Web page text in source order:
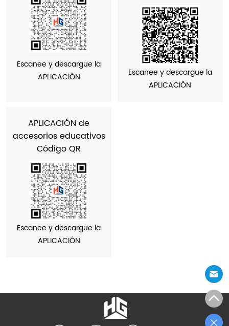
Escanee y descargue la
APLICACIÓN
Escanee y descargue la
APLICACIÓN
APLICACIÓN de
accesorios educativos
Código QR
Escanee y descargue la
APLICACIÓN
LOGO